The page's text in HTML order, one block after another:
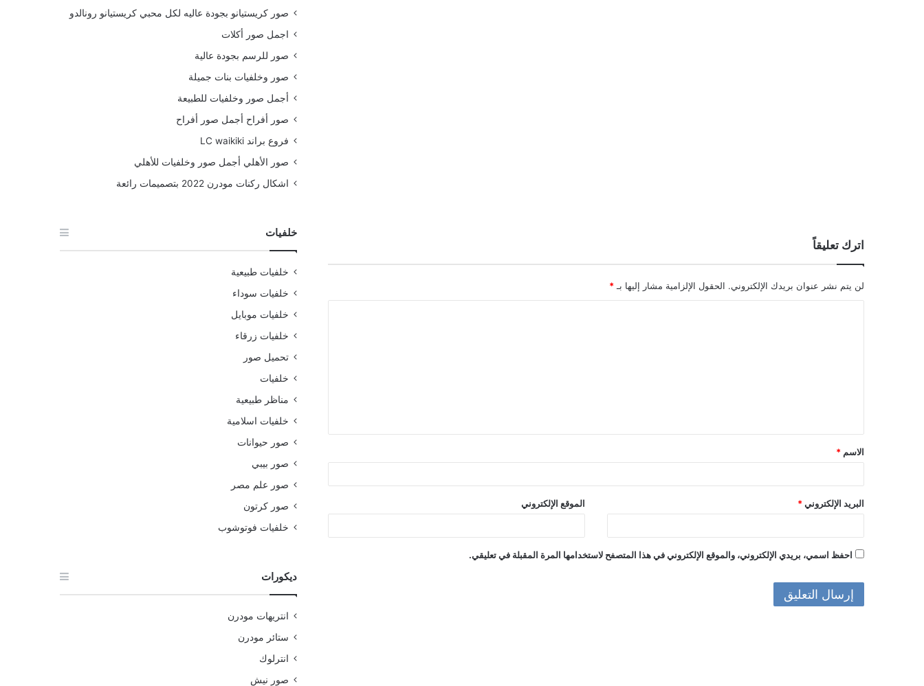
اترك تعليقاً
لن يتم نشر عنوان بريدك الإلكتروني. الحقول الإلزامية مشار إليها بـ *
ق
*
الاسم *
البريد الإلكتروني * الموقع الإلكتروني
احفظ اسمي، بريدي الإلكتروني، والموقع الإلكتروني في هذا المتصفح لاستخدامها المرة المقبلة في تعليقي.
صور كريستيانو بجودة عاليه لكل محبي كريستيانو رونالدو
اجمل صور أكلات
صور للرسم بجودة عالية
صور وخلفيات بنات جميلة
أجمل صور وخلفيات للطبيعة
صور أفراح أجمل صور أفراح
فروع براند LC waikiki
صور الأهلي أجمل صور وخلفيات للأهلي
اشكال ركنات مودرن 2022 بتصميمات رائعة
خلفيات
خلفيات طبيعية
خلفيات سوداء
خلفيات موبايل
خلفيات زرقاء
تحميل صور
خلفيات
مناظر طبيعية
خلفيات اسلامية
صور حيوانات
صور بيبي
صور علم مصر
صور كرتون
خلفيات فوتوشوب
ديكورات
انتريهات مودرن
ستائر مودرن
انترلوك
صور نيش